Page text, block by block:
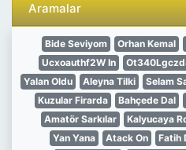
Aramalar
Bide Seviyom Orhan Kemal
Ucxoauthf2W In
Yalan Oldu
Aleyna Tilki Selam
Kuzular Firarda
Bahçede Dal
Amatör Sarkılar
Kalyucaya
Yan Yana
Atack On Fatih